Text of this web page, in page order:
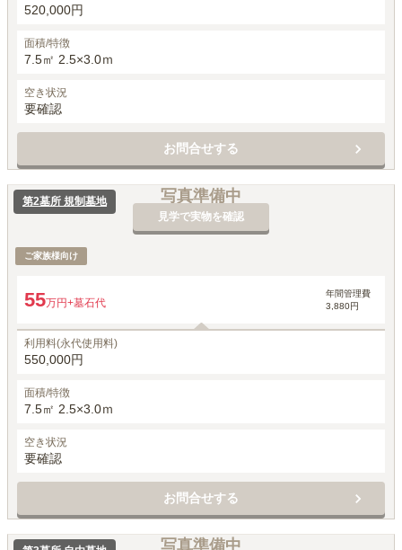
520,000円
面積/特徴
7.5㎡ 2.5×3.0ｍ
空き状況
要確認
お問合せする
写真準備中
見学で実物を確認
第2墓所 規制墓地
ご家族様向け
55万円+墓石代
年間管理費
3,880円
利用料(永代使用料)
550,000円
面積/特徴
7.5㎡ 2.5×3.0ｍ
空き状況
要確認
お問合せする
写真準備中